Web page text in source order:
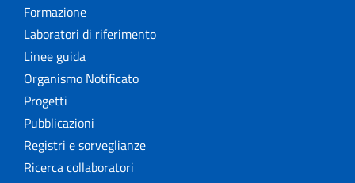
Formazione
Laboratori di riferimento
Linee guida
Organismo Notificato
Progetti
Pubblicazioni
Registri e sorveglianze
Ricerca collaboratori